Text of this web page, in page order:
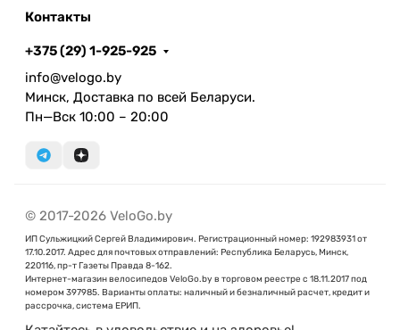
Контакты
+375 (29) 1-925-925
info@velogo.by
Минск, Доставка по всей Беларуси.
Пн—Вск 10:00 – 20:00
© 2017-2026 VeloGo.by
ИП Сульжицкий Сергей Владимирович. Регистрационный номер: 192983931 от
17.10.2017. Адрес для почтовых отправлений: Республика Беларусь, Минск,
220116, пр-т Газеты Правда 8-162.
Интернет-магазин велосипедов VeloGo.by в торговом реестре с 18.11.2017 под
номером 397985. Варианты оплаты: наличный и безналичный расчет, кредит и
рассрочка, система ЕРИП.